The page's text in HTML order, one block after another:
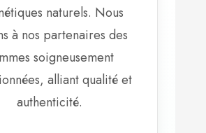
naturels. Nous
à nos partenaires des
soigneusement
alliant qualité et
authenticité.